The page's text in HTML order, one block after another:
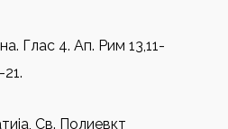
Глас 4. Ап. Рим 13,11-
Св. Полиевкт